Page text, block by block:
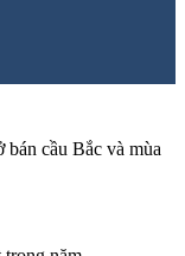
cầu Bắc và mùa